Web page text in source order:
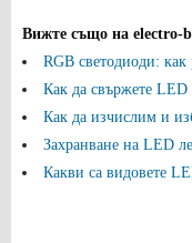
Вижте също на electro-
RGB светодиоди: как
Как да свържете LED
Как да изчислим и
Захранване на LED
Какви са видовете